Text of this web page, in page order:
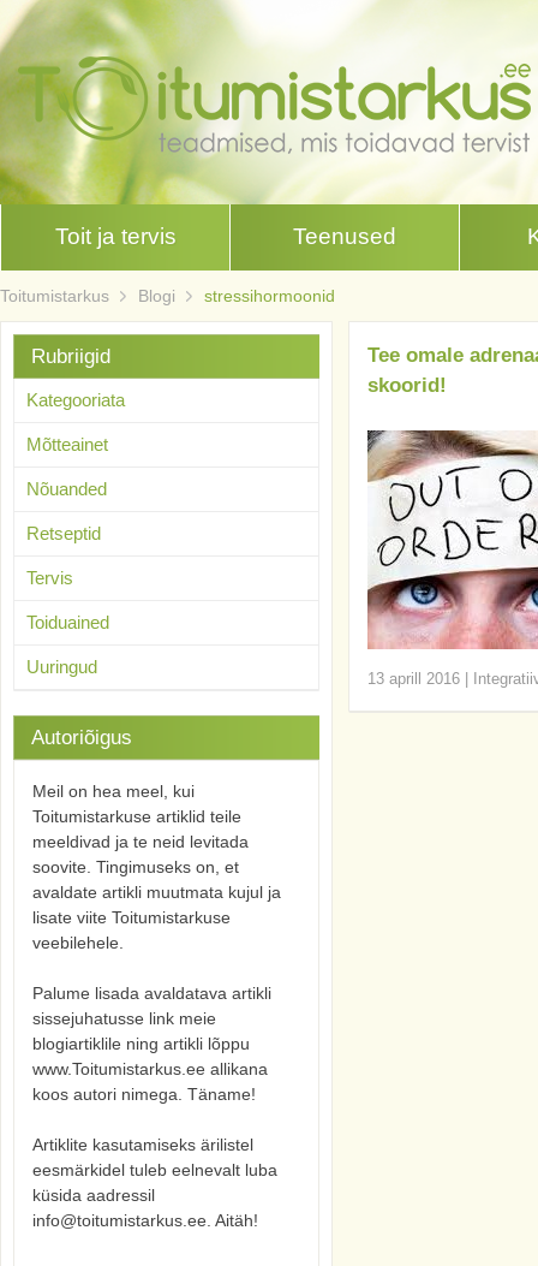
Toit ja tervis Teenused
Toitumistarkus Blogi stressihormoonid
Tee omale
skoorid!
13 aprill 2016
Rubriigid
Kategooriata
Mõtteainet
Nõuanded
Retseptid
Tervis
Toiduained
Uuringud
Autoriõigus
Meil on hea meel, kui
Toitumistarkuse artiklid teile
meeldivad ja te neid levitada
soovite. Tingimuseks on, et
avaldate artikli muutmata kujul ja
lisate viite Toitumistarkuse
veebilehele.
Palume lisada avaldatava artikli
sissejuhatusse link meie
blogiartiklile ning artikli lõppu
www.Toitumistarkus.ee allikana
koos autori nimega. Täname!
Artiklite kasutamiseks ärilistel
eesmärkidel tuleb eelnevalt luba
küsida aadressil
info@toitumistarkus.ee. Aitäh!